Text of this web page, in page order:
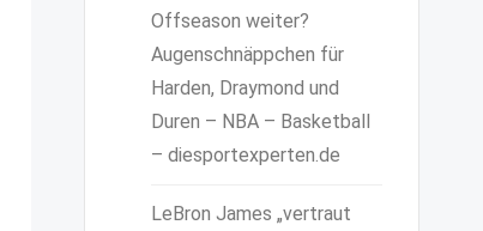
Offseason weiter?
Augenschnäppchen für
Harden, Draymond und
Duren – NBA – Basketball
– diesportexperten.de
LeBron James „vertraut